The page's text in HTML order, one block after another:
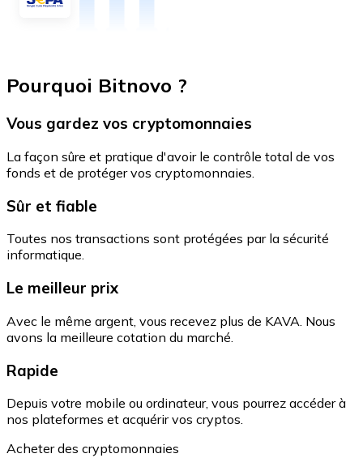
Pourquoi Bitnovo ?
Vous gardez vos cryptomonnaies
La façon sûre et pratique d'avoir le contrôle total de vos
fonds et de protéger vos cryptomonnaies.
Sûr et fiable
Toutes nos transactions sont protégées par la sécurité
informatique.
Le meilleur prix
Avec le même argent, vous recevez plus de KAVA. Nous
avons la meilleure cotation du marché.
Rapide
Depuis votre mobile ou ordinateur, vous pourrez accéder à
nos plateformes et acquérir vos cryptos.
Acheter des cryptomonnaies